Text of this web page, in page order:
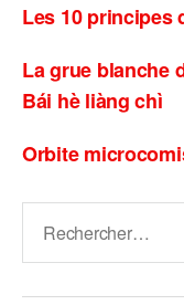
Les 10 principes
La grue blanche
Bái hè liàng chì
Orbite